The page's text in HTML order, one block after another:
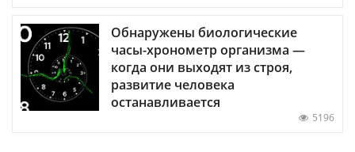
Обнаружены биологические
часы-хронометр организма —
когда они выходят из строя,
развитие человека
останавливается
5196